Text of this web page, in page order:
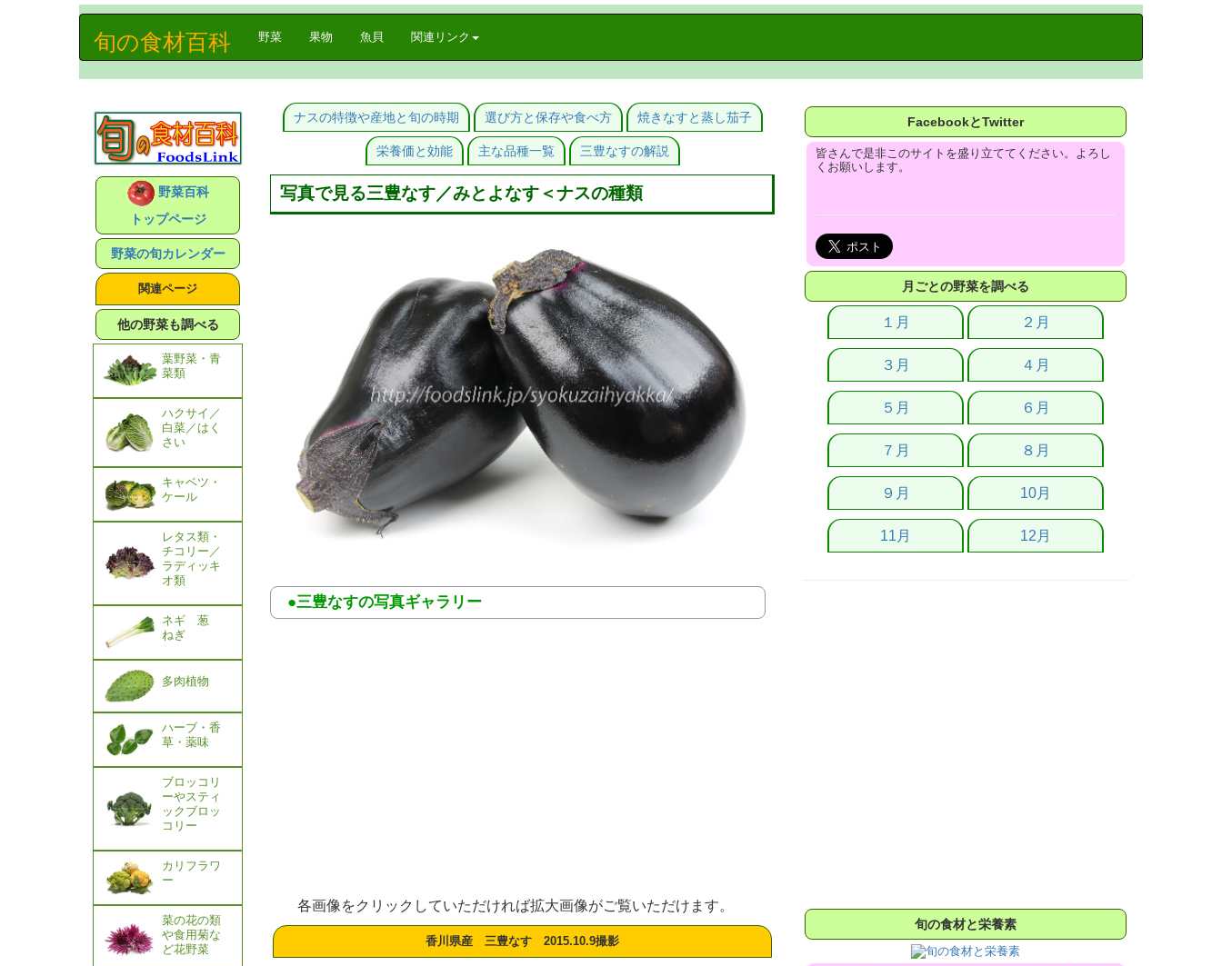
旬の食材百科 野菜(current)
果物 魚貝 関連リンク
ナスの特徴や産地と旬の時期 選び方と保存や食べ方 焼きなすと蒸し茄子
栄養価と効能 主な品種一覧 三豊なすの解説
写真で見る三豊なす／みとよなす＜ナスの種類
●三豊なすの写真ギャラリー
各画像をクリックしていただければ拡大画像がご覧いただけます。
香川県産 三豊なす 2015.10.9撮影
野菜百科
トップページ
野菜の旬カレンダー
関連ページ
他の野菜も調べる
葉野菜・青
菜類
ハクサイ／
白菜／はく
さい
キャベツ・
ケール
レタス類・
チコリー／
ラディッキ
オ類
ネギ 葱
ねぎ
多肉植物
ハーブ・香
草・薬味
ブロッコリ
ーやスティ
ックブロッ
コリー
カリフラワ
ー
菜の花の類
や食用菊な
ど花野菜
FacebookとTwitter
皆さんで是非このサイトを盛り立ててください。よろし
くお願いします。
月ごとの野菜を調べる
１月 ２月
３月 ４月
５月 ６月
７月 ８月
９月 10月
11月 12月
旬の食材と栄養素